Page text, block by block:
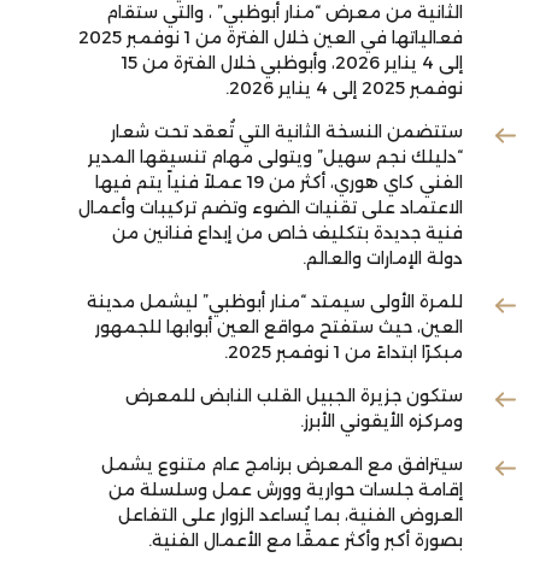
الثانية من معرض “منار أبوظبي” ، والتي ستقام
فعالياتها في العين خلال الفترة من 1 نوفمبر 2025
إلى 4 يناير 2026، وأبوظبي خلال الفترة من 15
نوفمبر 2025 إلى 4 يناير 2026.
ستتضمن النسخة الثانية التي تُعقد تحت شعار
“دليلك نجم سهيل” ويتولى مهام تنسيقها المدير
الفني كاي هوري، أكثر من 19 عملاً فنياً يتم فيها
الاعتماد على تقنيات الضوء وتضم تركيبات وأعمال
فنية جديدة بتكليف خاص من إبداع فنانين من
دولة الإمارات والعالم.
للمرة الأولى سيمتد “منار أبوظبي” ليشمل مدينة
العين، حيث ستفتح مواقع العين أبوابها للجمهور
مبكرًا ابتداءً من 1 نوفمبر 2025.
ستكون جزيرة الجبيل القلب النابض للمعرض
ومركزه الأيقوني الأبرز.
سيترافق مع المعرض برنامج عام متنوع يشمل
إقامة جلسات حوارية وورش عمل وسلسلة من
العروض الفنية، بما يُساعد الزوار على التفاعل
بصورة أكبر وأكثر عمقًا مع الأعمال الفنية.